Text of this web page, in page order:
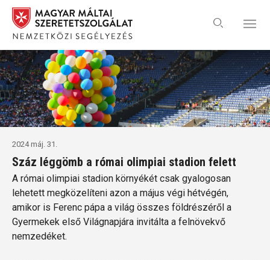
2024 máj. 31.
Száz léggömb a római olimpiai stadion felett
A római olimpiai stadion környékét csak gyalogosan
lehetett megközelíteni azon a május végi hétvégén,
amikor is Ferenc pápa a világ összes földrészéről a
Gyermekek első Világnapjára invitálta a felnövekvő
nemzedéket.